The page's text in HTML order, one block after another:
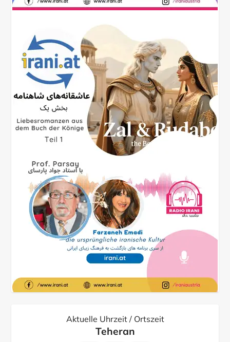
Aktuelle Uhrzeit / Ortszeit
Teheran